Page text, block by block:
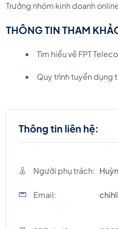
Trưởng nhóm kinh doanh
THÔNG TIN THAM
Tìm hiểu về FPT
Quy trình tuyển dụng
Thông tin liên hệ:
Người phụ trách:
Email: